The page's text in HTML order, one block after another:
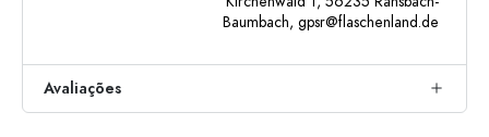
Baumbach, gpsr@flaschenland.de
Avaliações